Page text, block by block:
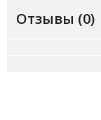
Отзывы (0)